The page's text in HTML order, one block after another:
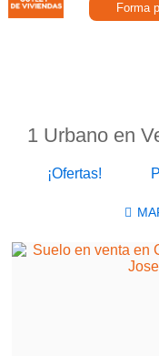
Forma
1 Urbano en
¡Ofertas!